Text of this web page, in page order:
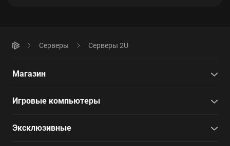
Серверы Серверы 2U
Магазин
Игровые компьютеры
Эксклюзивные